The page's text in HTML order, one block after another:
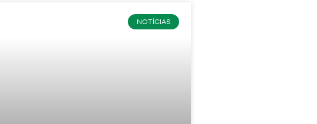
NOTÍCIAS